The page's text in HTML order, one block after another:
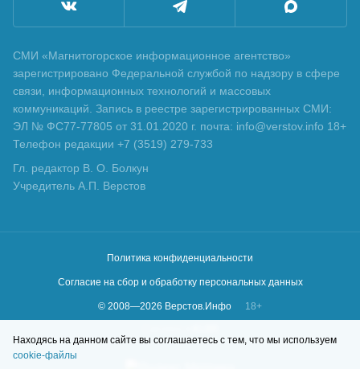
СМИ «Магнитогорское информационное агентство»
зарегистрировано Федеральной службой по надзору в сфере
связи, информационных технологий и массовых
коммуникаций. Запись в реестре зарегистрированных СМИ:
ЭЛ № ФС77-77805 от 31.01.2020 г. почта: info@verstov.info 18+
Телефон редакции +7 (3519) 279-733
Гл. редактор В. О. Болкун
Учредитель А.П. Верстов
Политика конфиденциальности
Согласие на сбор и обработку персональных данных
© 2008—2026 Верстов.Инфо
18+
Находясь на данном сайте вы соглашаетесь с тем, что мы используем
cookie-файлы